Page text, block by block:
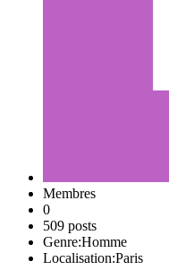
Membres
0
509 posts
Genre:Homme
Localisation:Paris